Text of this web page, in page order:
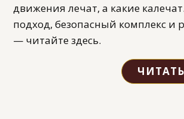
движения лечат, а какие
подход, безопасный комплекс и
— читайте здесь.